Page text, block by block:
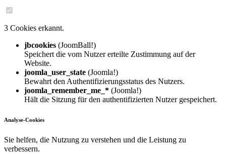
3 Cookies erkannt.
jbcookies (JoomBall!)
Speichert die vom Nutzer erteilte Zustimmung auf der
Website.
joomla_user_state (Joomla!)
Bewahrt den Authentifizierungsstatus des Nutzers.
joomla_remember_me_* (Joomla!)
Hält die Sitzung für den authentifizierten Nutzer gespeichert.
Analyse-Cookies
Sie helfen, die Nutzung zu verstehen und die Leistung zu
verbessern.